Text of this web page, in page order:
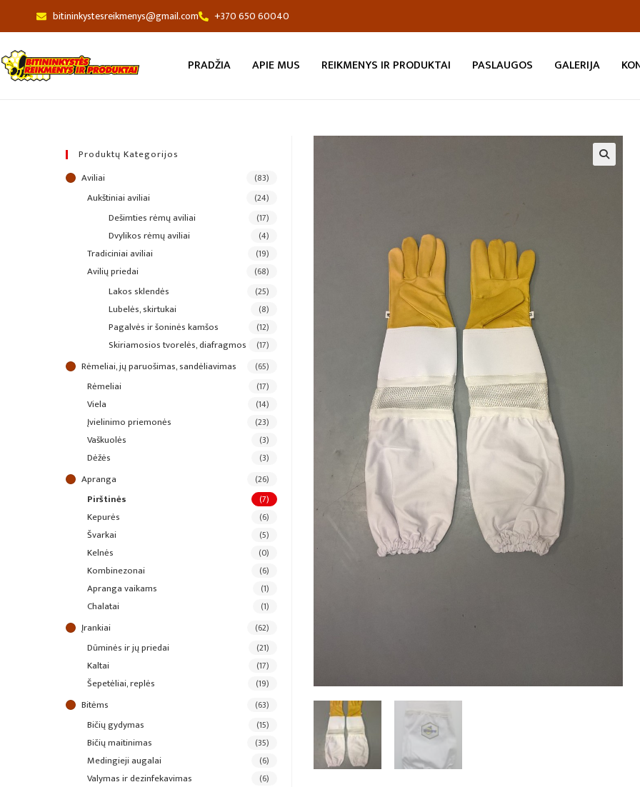
bitininkystesreikmenys@gmail.com +370 650 60040
PRADŽIA APIE MUS REIKMENYS IR PRODUKTAI PASLAUGOS GALERIJA
Produktų Kategorijos
aviliai
(83)
aukštiniai aviliai (24)
dešimties rėmų aviliai (17)
dvylikos rėmų aviliai (4)
tradiciniai aviliai (19)
avilių priedai (68)
lakos sklendės (25)
lubelės, skirtukai (8)
pagalvės ir šoninės kamšos (12)
skiriamosios tvorelės, diafragmos (17)
rėmeliai, jų paruošimas, sandėliavimas (65)
rėmeliai (17)
viela (14)
įvielinimo priemonės (23)
vaškuolės (3)
dėžės (3)
apranga (26)
pirštinės (7)
kepurės (6)
švarkai (5)
kelnės (0)
kombinezonai (6)
apranga vaikams (1)
chalatai (1)
įrankiai (62)
dūminės ir jų priedai (21)
kaltai (17)
šepetėliai, replės (19)
bitėms (63)
bičių gydymas (15)
bičių maitinimas (35)
medingieji augalai (6)
valymas ir dezinfekavimas (6)